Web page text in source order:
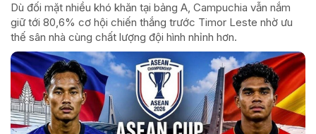
Dù đối mặt nhiều khó khăn tại bảng A, Campuchia vẫn nắm
giữ tới 80,6% cơ hội chiến thắng trước Timor Leste nhờ ưu
thế sân nhà cùng chất lượng đội hình nhỉnh hơn.